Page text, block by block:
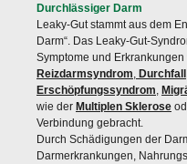
Durchlässiger Darm
Leaky-Gut stammt aus dem
Darm“. Das Leaky-Gut-
Symptome und
Reizdarmsyndrom Durchfall
Erschöpfungssyndrom
wie der Multiplen Sklerose
Verbindung gebracht.
Durch Schädigungen der
Darmerkrankungen,